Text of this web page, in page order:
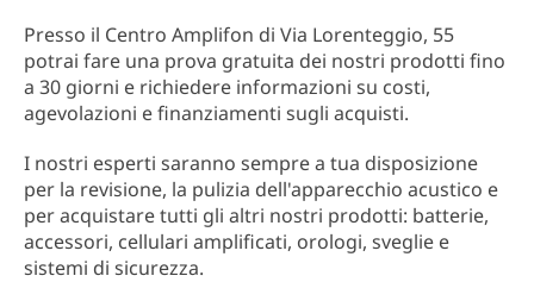
Presso il Centro Amplifon di Via Lorenteggio, 55
potrai fare una prova gratuita dei nostri prodotti fino
a 30 giorni e richiedere informazioni su costi,
agevolazioni e finanziamenti sugli acquisti.
I nostri esperti saranno sempre a tua disposizione
per la revisione, la pulizia dell'apparecchio acustico e
per acquistare tutti gli altri nostri prodotti: batterie,
accessori, cellulari amplificati, orologi, sveglie e
sistemi di sicurezza.